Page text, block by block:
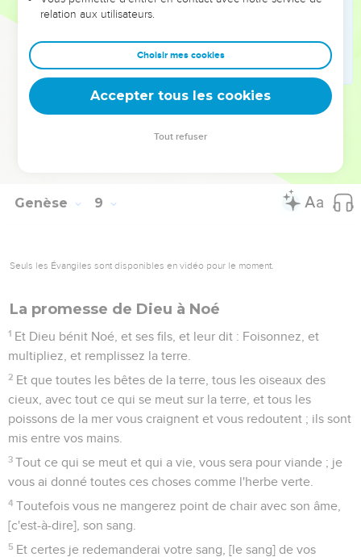
l'autel.
21
coeur ; je ne maudirai plus la terre à l'occasion des hommes,
quoique l'imagination du coeur des hommes soit mauvaise
dès leur jeunesse ; et je ne frapperai plus toute chose
vivante, comme j'ai fait.
[Mais] tant que la terre sera, les semailles et les moissons,
Genèse 9
Seuls les Évangiles sont disponibles en vidéo pour le moment.
La promesse de Dieu à Noé
1 Et Dieu bénit Noé, et ses fils, et leur dit : Foisonnez, et
multipliez, et remplissez la terre.
2 Et que toutes les bêtes de la terre, tous les oiseaux des
cieux, avec tout ce qui se meut sur la terre, et tous les
poissons de la mer vous craignent et vous redoutent ; ils sont
mis entre vos mains.
3 Tout ce qui se meut et qui a vie, vous sera pour viande ; je
vous ai donné toutes ces choses comme l'herbe verte.
4 Toutefois vous ne mangerez point de chair avec son âme,
[c'est-à-dire], son sang.
5 Et certes je redemanderai votre sang, [le sang] de vos
relation aux utilisateurs.
Choisir mes cookies
Accepter tous les cookies
Tout refuser